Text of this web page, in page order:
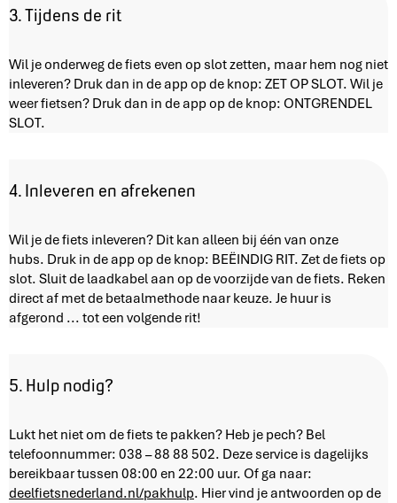
3. Tijdens de rit
Wil je onderweg de fiets even op slot zetten, maar hem nog niet
inleveren? Druk dan in de app op de knop: ZET OP SLOT. Wil je
weer fietsen? Druk dan in de app op de knop: ONTGRENDEL
SLOT.
4. Inleveren en afrekenen
Wil je de fiets inleveren? Dit kan alleen bij één van onze
hubs. Druk in de app op de knop: BEËINDIG RIT. Zet de fiets op
slot. Sluit de laadkabel aan op de voorzijde van de fiets. Reken
direct af met de betaalmethode naar keuze. Je huur is
afgerond ... tot een volgende rit!
5. Hulp nodig?
Lukt het niet om de fiets te pakken? Heb je pech? Bel
telefoonnummer: 038 – 88 88 502. Deze service is dagelijks
bereikbaar tussen 08:00 en 22:00 uur. Of ga naar:
deelfietsnederland.nl/pakhulp. Hier vind je antwoorden op de